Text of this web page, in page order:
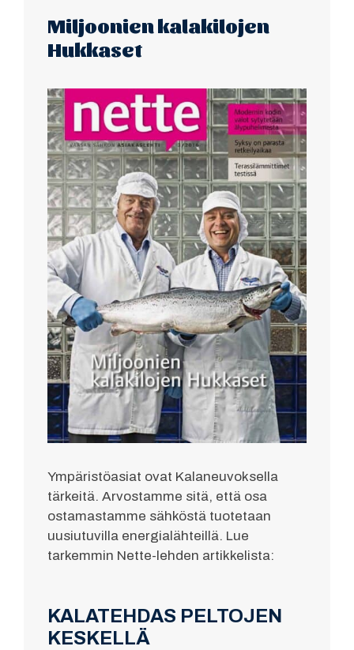
Miljoonien kalakilojen
Hukkaset
Ympäristöasiat ovat Kalaneuvoksella
tärkeitä. Arvostamme sitä, että osa
ostamastamme sähköstä tuotetaan
uusiutuvilla energialähteillä. Lue
tarkemmin Nette-lehden artikkelista:
KALATEHDAS PELTOJEN
KESKELLÄ